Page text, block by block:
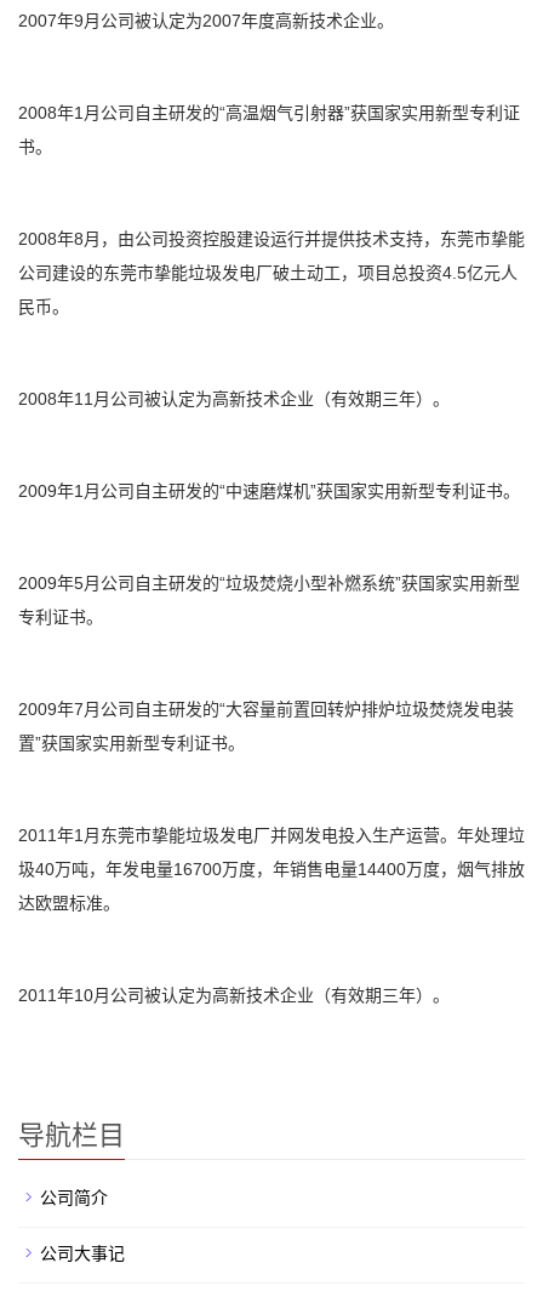
2007年9月公司被认定为2007年度高新技术企业。
2008年1月公司自主研发的“高温烟气引射器”获国家实用新型专利证
书。
2008年8月，由公司投资控股建设运行并提供技术支持，东莞市挚能
公司建设的东莞市挚能垃圾发电厂破土动工，项目总投资4.5亿元人
民币。
2008年11月公司被认定为高新技术企业（有效期三年）。
2009年1月公司自主研发的“中速磨煤机”获国家实用新型专利证书。
2009年5月公司自主研发的“垃圾焚烧小型补燃系统”获国家实用新型
专利证书。
2009年7月公司自主研发的“大容量前置回转炉排炉垃圾焚烧发电装
置”获国家实用新型专利证书。
2011年1月东莞市挚能垃圾发电厂并网发电投入生产运营。年处理垃
圾40万吨，年发电量16700万度，年销售电量14400万度，烟气排放
达欧盟标准。
2011年10月公司被认定为高新技术企业（有效期三年）。
导航栏目
公司简介
公司大事记